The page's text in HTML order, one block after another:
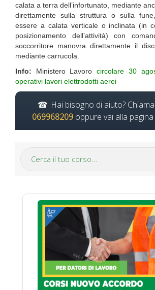
calata a terra dell’infortunato, mediante
direttamente sulla struttura o sulla
essere a calata verticale o inclinata (in
posizionamento dell’attività) con
soccorritore manovra direttamente il
mediante carrucola.
Info: Ministero Lavorocircolare 30
operativi lavori elettrodotti aerei
Hai bisogno di aiuto?
069968209 oppure vai alla